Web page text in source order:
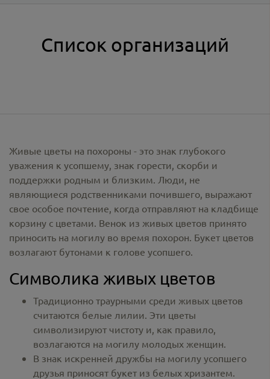
Список организаций
Живые цветы на похороны - это знак глубокого
уважения к усопшему, знак горести, скорби и
поддержки родным и близким. Люди, не
являющиеся родственниками почившего, выражают
свое особое почтение, когда отправляют на кладбище
корзину с цветами. Венок из живых цветов принято
приносить на могилу во время похорон. Букет цветов
возлагают бутонами к голове усопшего.
Символика живых цветов
Традиционно траурными среди живых цветов
считаются белые лилии. Эти цветы
символизируют чистоту и, как правило,
возлагаются на могилу молодых женщин.
В знак искренней дружбы на могилу усопшего
друзья приносят букет из белых хризантем.